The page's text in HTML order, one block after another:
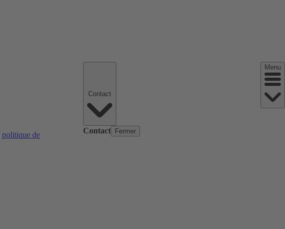
politique de
Contact Fermer
Menu